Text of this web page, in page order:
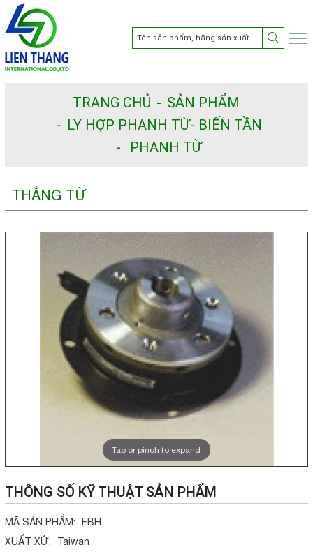
TRANG CHỦ
SẢN PHẨM
LY HỢP PHANH TỪ- BIẾN TẦN
PHANH TỪ
THẮNG TỪ
Tap or pinch to expand
THÔNG SỐ KỸ THUẬT SẢN PHẨM
MÃ SẢN PHẨM:
FBH
XUẤT XỨ:
Taiwan